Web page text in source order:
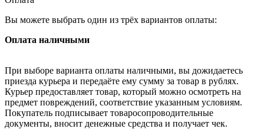
Вы можете выбрать один из трёх вариантов оплаты:
Оплата наличными
При выборе варианта оплаты наличными, вы дожидаетесь
приезда курьера и передаёте ему сумму за товар в рублях.
Курьер предоставляет товар, который можно осмотреть на
предмет повреждений, соответствие указанным условиям.
Покупатель подписывает товаросопроводительные
документы, вносит денежные средства и получает чек.